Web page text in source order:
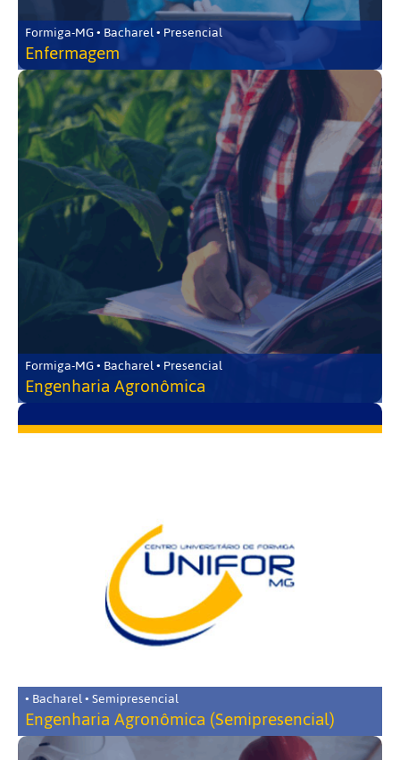
Formiga-MG • Bacharel • Presencial
Enfermagem
Formiga-MG • Bacharel • Presencial
Engenharia Agronômica
• Bacharel • Semipresencial
Engenharia Agronômica (Semipresencial)